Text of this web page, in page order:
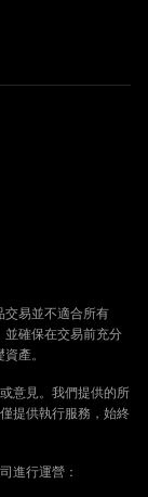
交易並不適合所有
並確保在交易前充分
產。
意見。我們提供的所
提供執行服務，始終
進行運營：